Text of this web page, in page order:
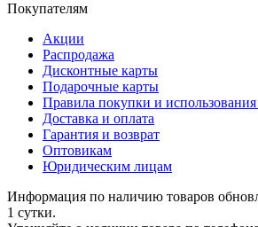
Покупателям
Акции
Распродажа
Дисконтные карты
Подарочные карты
Правила покупки и
Доставка и оплата
Гарантия и возврат
Оптовикам
Юридическим лицам
Информация по наличию товаров
1 сутки.